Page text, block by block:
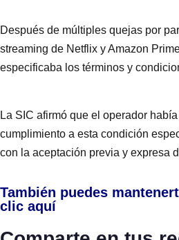
Después de múltiples quejas por
streaming de Netflix y Amazon
especificaba los términos y
La SIC afirmó que el operador
cumplimiento a esta condición
con la aceptación previa y expresa
También puedes
clic aquí